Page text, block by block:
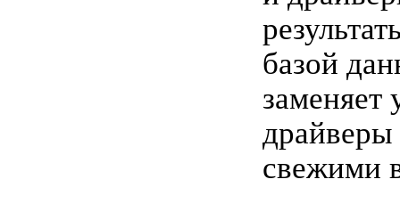
базой
заменяет
свежими